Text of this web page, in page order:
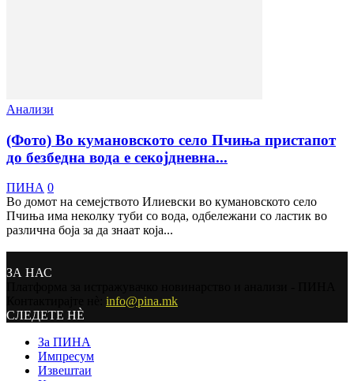
Анализи
(Фото) Во кумановското село Пчиња пристапот
до безбедна вода e секојдневна...
ПИНА 0
Во домот на семејството Илиевски во кумановското село
Пчиња има неколку туби со вода, одбележани со ластик во
различна боја за да знаат која...
ЗА НАС
info@pina.mk
СЛЕДЕТЕ НЀ
За ПИНА
Импресум
Извештаи